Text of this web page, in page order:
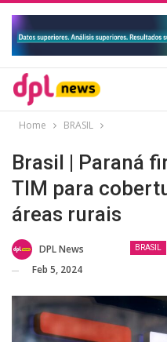
Home BRASIL
Brasil | Paraná
TIM para
áreas rurais
BRASIL
DPL News
Feb 5, 2024